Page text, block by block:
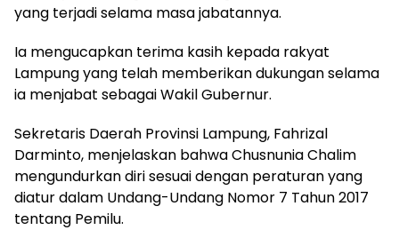
yang terjadi selama masa jabatannya.
Ia mengucapkan terima kasih kepada rakyat
Lampung yang telah memberikan dukungan selama
ia menjabat sebagai Wakil Gubernur.
Sekretaris Daerah Provinsi Lampung, Fahrizal
Darminto, menjelaskan bahwa Chusnunia Chalim
mengundurkan diri sesuai dengan peraturan yang
diatur dalam Undang-Undang Nomor 7 Tahun 2017
tentang Pemilu.